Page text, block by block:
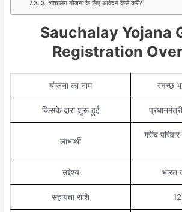
3. शौचालय योजना के लिए आवेदन कैसे करें?
Sauchalay Yojana
Registration
योजना का नाम स्वच्छ
किसके द्वारा शुरू हुई
लाभार्थी
गरीब
उद्देश्य भारत
सहायता राशि 12